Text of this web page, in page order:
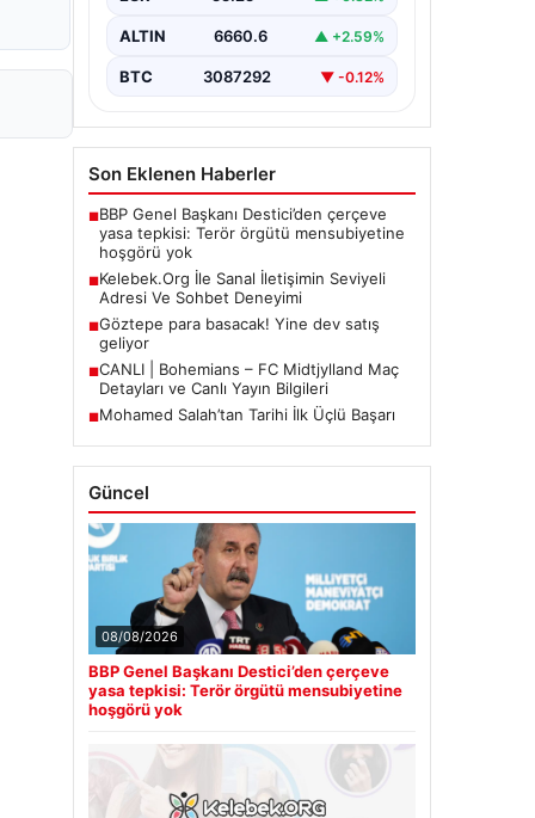
ALTIN 6660.6 ▲ +2.59%
BTC 3087292 ▼ -0.12%
Son Eklenen Haberler
■BBP Genel Başkanı Destici’den çerçeve
yasa tepkisi: Terör örgütü mensubiyetine
hoşgörü yok
■Kelebek.Org İle Sanal İletişimin Seviyeli
Adresi Ve Sohbet Deneyimi
■Göztepe para basacak! Yine dev satış
geliyor
■CANLI | Bohemians – FC Midtjylland Maç
Detayları ve Canlı Yayın Bilgileri
■Mohamed Salah’tan Tarihi İlk Üçlü Başarı
Güncel
08/08/2026
BBP Genel Başkanı Destici’den çerçeve
yasa tepkisi: Terör örgütü mensubiyetine
hoşgörü yok